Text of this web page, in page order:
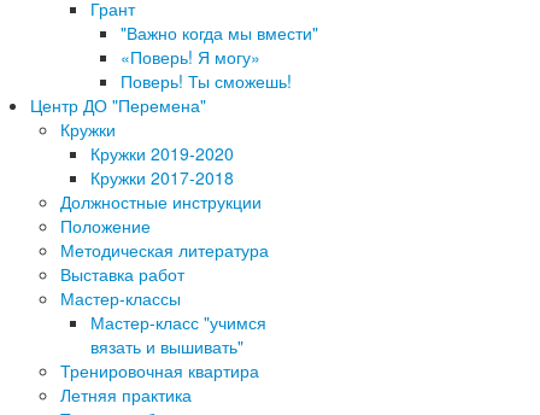
Грант
"Важно когда мы вмести"
«Поверь! Я могу»
Поверь! Ты сможешь!
Центр ДО "Перемена"
Кружки
Кружки 2019-2020
Кружки 2017-2018
Должностные инструкции
Положение
Методическая литература
Выставка работ
Мастер-классы
Мастер-класс "учимся
вязать и вышивать"
Тренировочная квартира
Летняя практика